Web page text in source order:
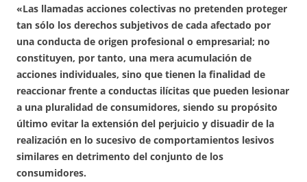
«Las llamadas acciones colectivas no pretenden proteger
tan sólo los derechos subjetivos de cada afectado por
una conducta de origen profesional o empresarial; no
constituyen, por tanto, una mera acumulación de
acciones individuales, sino que tienen la finalidad de
reaccionar frente a conductas ilícitas que pueden lesionar
a una pluralidad de consumidores, siendo su propósito
último evitar la extensión del perjuicio y disuadir de la
realización en lo sucesivo de comportamientos lesivos
similares en detrimento del conjunto de los
consumidores.